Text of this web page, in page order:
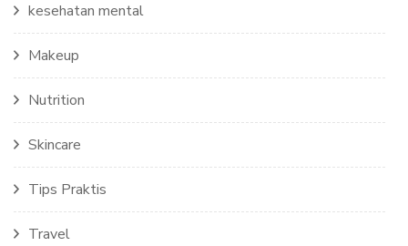
kesehatan mental
Makeup
Nutrition
Skincare
Tips Praktis
Travel